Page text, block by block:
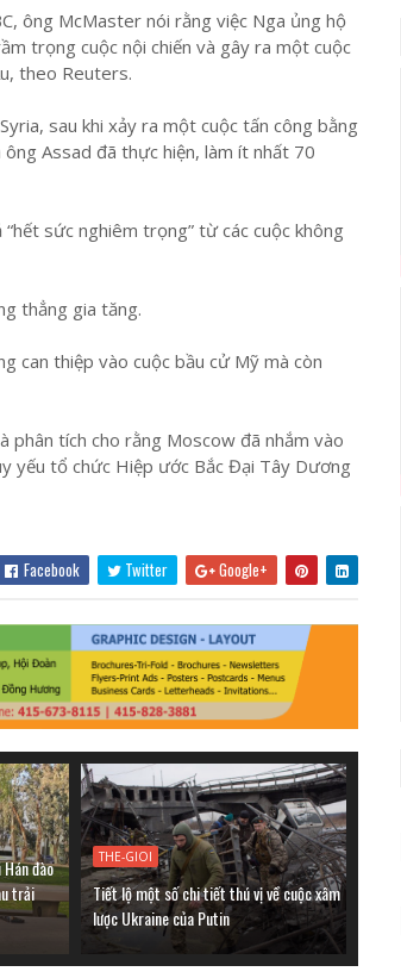
ông McMaster nói rằng việc Nga ủng hộ
trọng cuộc nội chiến và gây ra một cuộc
theo Reuters.
sau khi xảy ra một cuộc tấn công bằng
Assad đã thực hiện, làm ít nhất 70
sức nghiêm trọng” từ các cuộc không
thẳng gia tăng.
can thiệp vào cuộc bầu cử Mỹ mà còn
phân tích cho rằng Moscow đã nhắm vào
yếu tổ chức Hiệp ước Bắc Đại Tây Dương
Facebook Twitter Google+
đào
trải
THE-GIOI
Tiết lộ một số chi tiết thú vị về cuộc xâm
lược Ukraine của Putin